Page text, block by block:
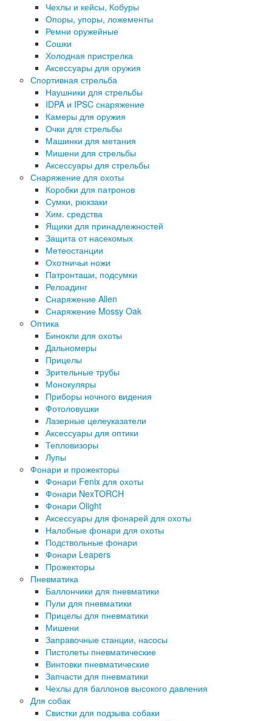
Чехлы и кейсы, Кобуры
Опоры, упоры, ложементы
Ремни оружейные
Сошки
Холодная пристрелка
Аксессуары для оружия
Спортивная стрельба
Наушники для стрельбы
IDPA и IPSC снаряжение
Камеры для оружия
Очки для стрельбы
Машинки для метания
Мишени для стрельбы
Аксессуары для стрельбы
Снаряжение для охоты
Коробки для патронов
Сумки, рюкзаки
Хим. средства
Ящики для принадлежностей
Защита от насекомых
Метеостанции
Охотничьи ножи
Патронташи, подсумки
Релоадинг
Снаряжение Allen
Снаряжение Mossy Oak
Оптика
Бинокли для охоты
Дальномеры
Прицелы
Зрительные трубы
Монокуляры
Приборы ночного видения
Фотоловушки
Лазерные целеуказатели
Аксессуары для оптики
Тепловизоры
Лупы
Фонари и прожекторы
Фонари Fenix для охоты
Фонари NexTORCH
Фонари Olight
Аксессуары для фонарей для охоты
Налобные фонари для охоты
Подствольные фонари
Фонари Leapers
Прожекторы
Пневматика
Баллончики для пневматики
Пули для пневматики
Прицелы для пневматики
Мишени
Заправочные станции, насосы
Пистолеты пневматические
Винтовки пневматические
Запчасти для пневматики
Чехлы для баллонов высокого давления
Для собак
Свистки для подзыва собаки